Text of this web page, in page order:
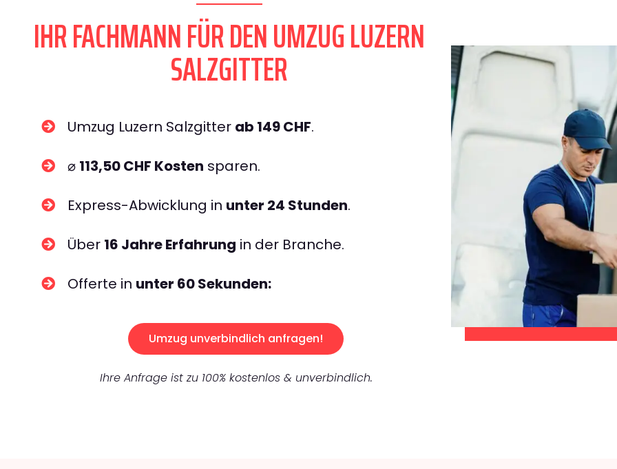
IHR FACHMANN FÜR DEN UMZUG LUZERN
SALZGITTER
Umzug Luzern Salzgitter ab 149 CHF.
⌀ 113,50 CHF Kosten sparen.
Express-Abwicklung in unter 24 Stunden.
Über 16 Jahre Erfahrung in der Branche.
Offerte in unter 60 Sekunden:
Umzug unverbindlich anfragen!
Ihre Anfrage ist zu 100% kostenlos & unverbindlich.